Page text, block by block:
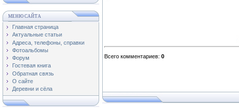
МЕНЮ САЙТА
Главная страница
Актуальные статьи
Адреса, телефоны, справки
Фотоальбомы
Форум
Гостевая книга
Обратная связь
О сайте
Деревни и сёла
Всего комментариев: 0